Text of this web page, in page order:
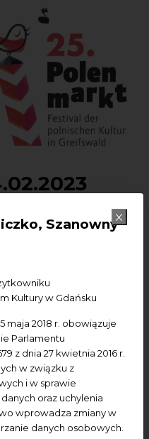
Szanowny
Kultury w Gdańsku
maja 2018 r. obowiązuje
Parlamentu
z dnia 27 kwietnia 2016 r.
w związku z
i w sprawie
oraz uchylenia
wprowadza zmiany w
danych osobowych.
Czytanie
Dodaj do iCal
(Greifswald)